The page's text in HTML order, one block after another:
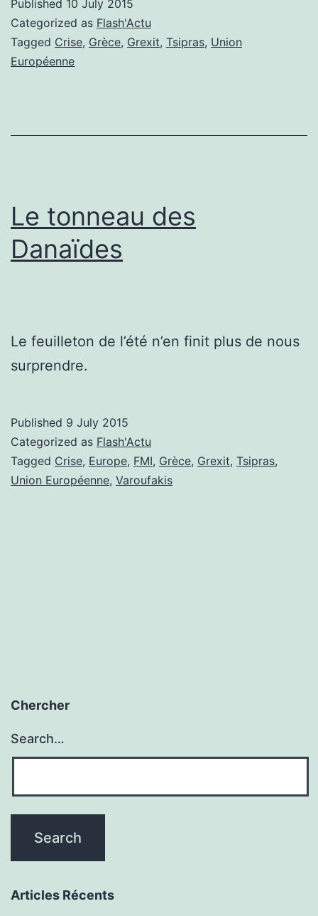
Published 10 July 2015
Categorized as Flash'Actu
Tagged Crise, Grèce, Grexit, Tsipras, Union
Européenne
Le tonneau des
Danaïdes
Le feuilleton de l’été n’en finit plus de nous
surprendre.
Published 9 July 2015
Categorized as Flash'Actu
Tagged Crise, Europe, FMI, Grèce, Grexit, Tsipras,
Union Européenne, Varoufakis
Chercher
Search…
Articles Récents